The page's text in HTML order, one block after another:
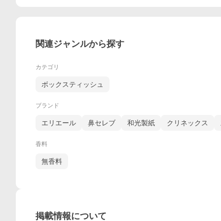
関連ジャンルから探す
カテゴリ
ボックスティッシュ
ブランド
エリエール 鼻セレブ 和光製紙 クリネックス
香料
無香料
掲載情報について